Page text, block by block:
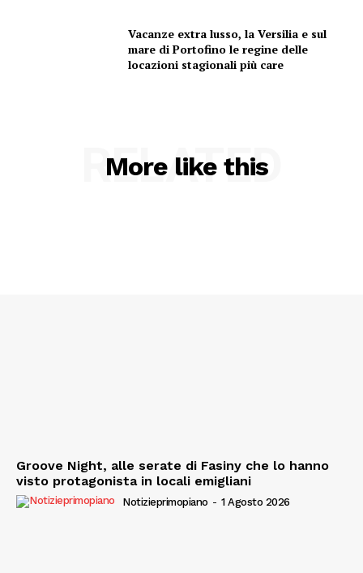
Vacanze extra lusso, la Versilia e sul
mare di Portofino le regine delle
locazioni stagionali più care
More like this
RELATED
Groove Night, alle serate di Fasiny che lo hanno
visto protagonista in locali emigliani
Notizieprimopiano - 1 Agosto 2026